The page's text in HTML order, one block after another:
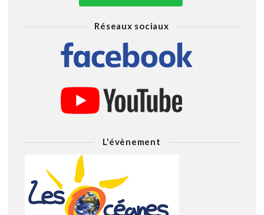
Réseaux sociaux
L'évènement